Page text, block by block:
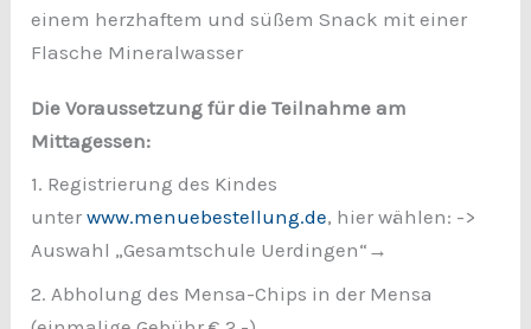
einem herzhaftem und süßem Snack mit einer
Flasche Mineralwasser
Die Voraussetzung für die Teilnahme am
Mittagessen:
1. Registrierung des Kindes
unterwww.menuebestellung.de, hier wählen: ->
Auswahl „Gesamtschule Uerdingen“→
2. Abholung des Mensa-Chips in der Mensa